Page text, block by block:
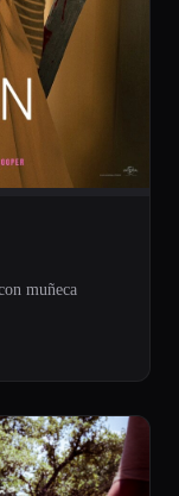
muñeca